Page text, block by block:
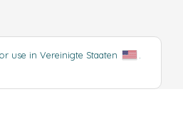
use in Vereinigte Staaten